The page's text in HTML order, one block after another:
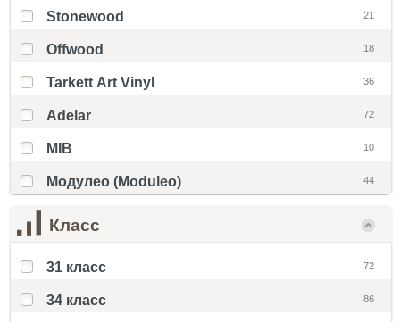
Stonewood 21
Offwood 18
Tarkett Art Vinyl 36
Adelar 72
MIB 10
Модулео (Moduleo) 44
Класс
31 класс 72
34 класс 86